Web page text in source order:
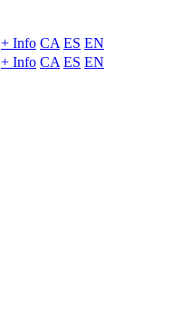
+ Info CA ES EN
+ Info CA ES EN